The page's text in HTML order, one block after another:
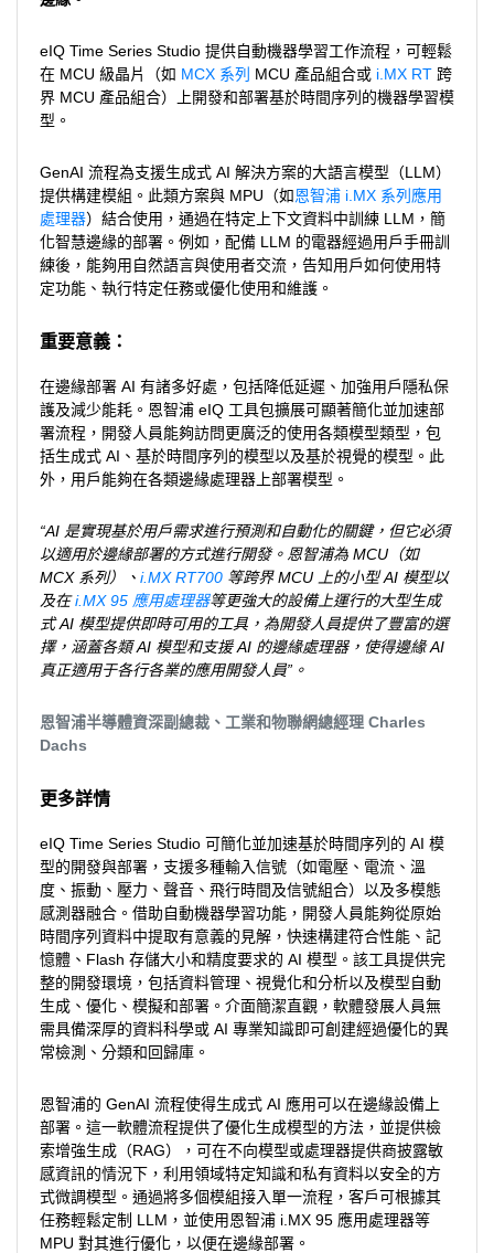
eIQ Time Series Studio 提供自動機器學習工作流程，可輕鬆
在 MCU 級晶片（如 MCX 系列 MCU 產品組合或 i.MX RT 跨
界 MCU 產品組合）上開發和部署基於時間序列的機器學習模
型。
GenAI 流程為支援生成式 AI 解決方案的大語言模型（LLM）
提供構建模組。此類方案與 MPU（如恩智浦 i.MX 系列應用
處理器）結合使用，通過在特定上下文資料中訓練 LLM，簡
化智慧邊緣的部署。例如，配備 LLM 的電器經過用戶手冊訓
練後，能夠用自然語言與使用者交流，告知用戶如何使用特
定功能、執行特定任務或優化使用和維護。
重要意義：
在邊緣部署 AI 有諸多好處，包括降低延遲、加強用戶隱私保
護及減少能耗。恩智浦 eIQ 工具包擴展可顯著簡化並加速部
署流程，開發人員能夠訪問更廣泛的使用各類模型類型，包
括生成式 AI、基於時間序列的模型以及基於視覺的模型。此
外，用戶能夠在各類邊緣處理器上部署模型。
“AI 是實現基於用戶需求進行預測和自動化的關鍵，但它必須
以適用於邊緣部署的方式進行開發。恩智浦為 MCU（如
MCX 系列）、 i.MX RT700 等跨界 MCU 上的小型 AI 模型以
及在i.MX 95 應用處理器等更強大的設備上運行的大型生成
式 AI 模型提供即時可用的工具，為開發人員提供了豐富的選
擇，涵蓋各類 AI 模型和支援 AI 的邊緣處理器，使得邊緣 AI
真正適用于各行各業的應用開發人員”。
恩智浦半導體資深副總裁、工業和物聯網總經理 Charles
Dachs
更多詳情
eIQ Time Series Studio 可簡化並加速基於時間序列的 AI 模
型的開發與部署，支援多種輸入信號（如電壓、電流、溫
度、振動、壓力、聲音、飛行時間及信號組合）以及多模態
感測器融合。借助自動機器學習功能，開發人員能夠從原始
時間序列資料中提取有意義的見解，快速構建符合性能、記
憶體、Flash 存儲大小和精度要求的 AI 模型。該工具提供完
整的開發環境，包括資料管理、視覺化和分析以及模型自動
生成、優化、模擬和部署。介面簡潔直觀，軟體發展人員無
需具備深厚的資料科學或 AI 專業知識即可創建經過優化的異
常檢測、分類和回歸庫。
恩智浦的 GenAI 流程使得生成式 AI 應用可以在邊緣設備上
部署。這一軟體流程提供了優化生成模型的方法，並提供檢
索增強生成（RAG），可在不向模型或處理器提供商披露敏
感資訊的情況下，利用領域特定知識和私有資料以安全的方
式微調模型。通過將多個模組接入單一流程，客戶可根據其
任務輕鬆定制 LLM，並使用恩智浦 i.MX 95 應用處理器等
MPU 對其進行優化，以便在邊緣部署。